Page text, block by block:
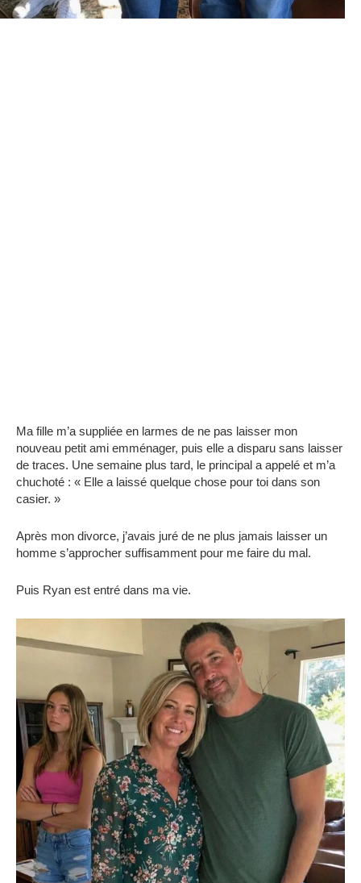
Ma fille m’a suppliée en larmes de ne pas laisser mon
nouveau petit ami emménager, puis elle a disparu sans laisser
de traces. Une semaine plus tard, le principal a appelé et m’a
chuchoté : « Elle a laissé quelque chose pour toi dans son
casier. »
Après mon divorce, j’avais juré de ne plus jamais laisser un
homme s’approcher suffisamment pour me faire du mal.
Puis Ryan est entré dans ma vie.